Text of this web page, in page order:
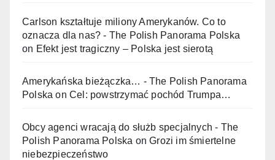
Carlson kształtuje miliony Amerykanów. Co to
oznacza dla nas? - The Polish Panorama Polska
on Efekt jest tragiczny – Polska jest sierotą
Amerykańska bieżączka… - The Polish Panorama
Polska onCel: powstrzymać pochód Trumpa…
Obcy agenci wracają do służb specjalnych - The
Polish Panorama Polska onGrozi im śmiertelne
niebezpieczeństwo